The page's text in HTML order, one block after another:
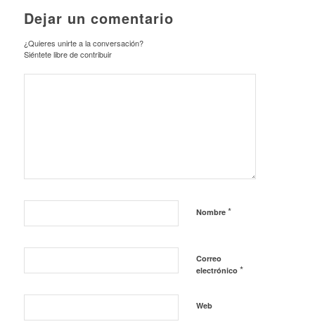
Dejar un comentario
¿Quieres unirte a la conversación?
Siéntete libre de contribuir
Nombre *
Correo
electrónico *
Web